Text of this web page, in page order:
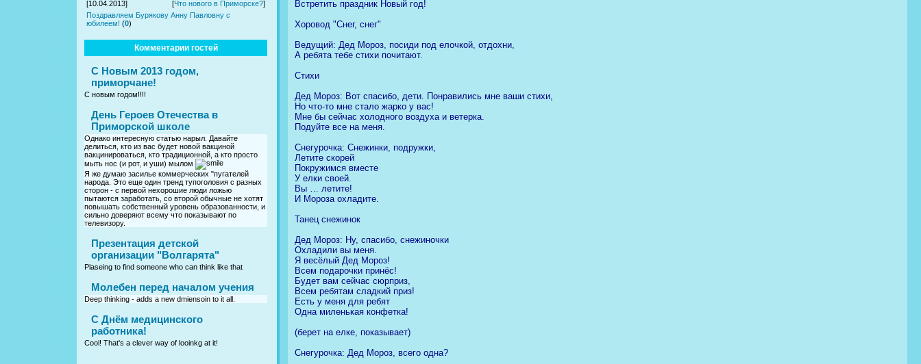
[10.04.2013]
[Что нового в Приморске?]
Поздравляем Бурякову Анну Павловну с
юбилеем! (0)
Комментарии гостей
С Новым 2013 годом,
приморчане!
С новым годом!!!!
День Героев Отечества в
Приморской школе
Однако интересную статью нарыл. Давайте
делиться, кто из вас будет новой вакциной
вакцинироваться, кто традиционной, а кто просто
мыть нос (и рот, и уши) мылом
Я же думаю засилье коммерческих "пугателей
народа. Это еще один тренд тупоголовия с разных
сторон - с первой нехорошие люди ложью
пытаются заработать, со второй обычные не хотят
повышать собственный уровень образованности, и
сильно доверяют всему что показывают по
телевизору.
Презентация детской
организации "Волгарята"
Plaseing to find someone who can think like that
Молебен перед началом учения
Deep thinking - adds a new dmiensoin to it all.
C Днём медицинского
работника!
Cool! That's a clever way of looinkg at it!
Встретить праздник Новый год!
Хоровод "Снег, снег"
Ведущий: Дед Мороз, посиди под елочкой, отдохни,
А ребята тебе стихи почитают.
Стихи
Дед Мороз: Вот спасибо, дети. Понравились мне ваши стихи,
Но что-то мне стало жарко у вас!
Мне бы сейчас холодного воздуха и ветерка.
Подуйте все на меня.
Снегурочка: Снежинки, подружки,
Летите скорей
Покружимся вместе
У елки своей.
Вы … летите!
И Мороза охладите.
Танец снежинок
Дед Мороз: Ну, спасибо, снежиночки
Охладили вы меня.
Я весёлый Дед Мороз!
Всем подарочки принёс!
Будет вам сейчас сюрприз,
Всем ребятам сладкий приз!
Есть у меня для ребят
Одна миленькая конфетка!
(берет на елке, показывает)
Снегурочка: Дед Мороз, всего одна?